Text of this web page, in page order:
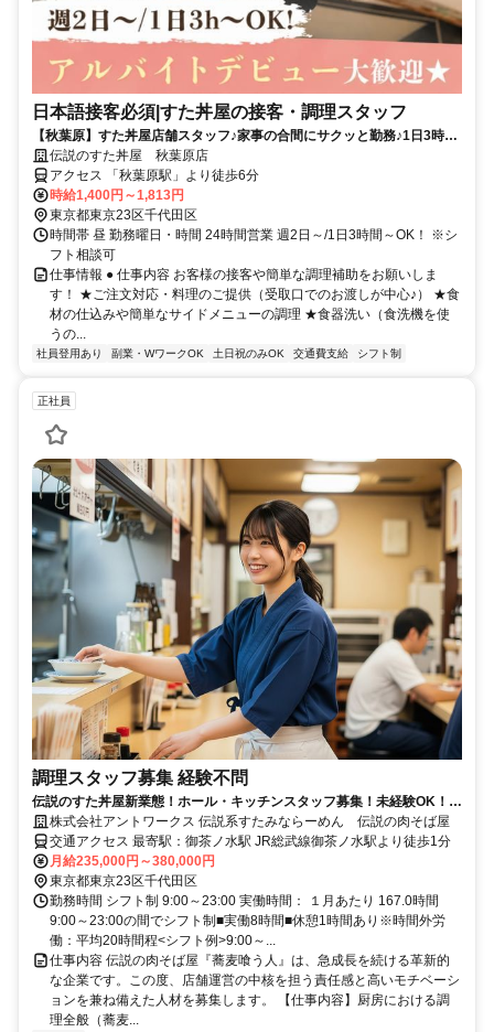
日本語接客必須|すた丼屋の接客・調理スタッフ
【秋葉原】すた丼屋店舗スタッフ♪家事の合間にサクッと勤務♪1日3時間
～OK！
伝説のすた丼屋 秋葉原店
アクセス 「秋葉原駅」より徒歩6分
時給1,400円～1,813円
東京都東京23区千代田区
時間帯 昼 勤務曜日・時間 24時間営業 週2日～/1日3時間～OK！ ※シ
フト相談可
仕事情報 ● 仕事内容 お客様の接客や簡単な調理補助をお願いしま
す！ ★ご注文対応・料理のご提供（受取口でのお渡しが中心♪） ★食
材の仕込みや簡単なサイドメニューの調理 ★食器洗い（食洗機を使
うの...
社員登用あり 副業・WワークOK 土日祝のみOK 交通費支給 シフト制
正社員
調理スタッフ募集 経験不問
伝説のすた丼屋新業態！ホール・キッチンスタッフ募集！未経験OK！充
実待遇で長く働ける環境です。
株式会社アントワークス 伝説系すたみならーめん 伝説の肉そば屋
交通アクセス 最寄駅：御茶ノ水駅 JR総武線御茶ノ水駅より徒歩1分
月給235,000円～380,000円
東京都東京23区千代田区
勤務時間 シフト制 9:00～23:00 実働時間： １月あたり 167.0時間
9:00～23:00の間でシフト制■実働8時間■休憩1時間あり※時間外労
働：平均20時間程<シフト例>9:00～...
仕事内容 伝説の肉そば屋『蕎麦喰う人』は、急成長を続ける革新的
な企業です。この度、店舗運営の中核を担う責任感と高いモチベーシ
ョンを兼ね備えた人材を募集します。 【仕事内容】厨房における調
理全般（蕎麦...